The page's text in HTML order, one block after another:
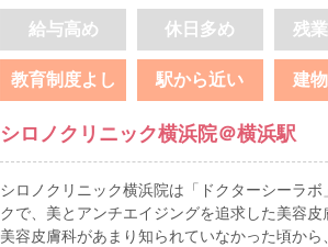
給与高め 休日多め 残
教育制度よし 駅から近い 建
シロノクリニック横浜院＠横浜駅
シロノクリニック横浜院は「ドクターシーラ
クで、美とアンチエイジングを追求した美容皮
美容皮膚科があまり知られていなかった頃か